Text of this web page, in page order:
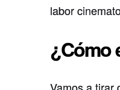
labor
¿Cómo
Vamos a tirar